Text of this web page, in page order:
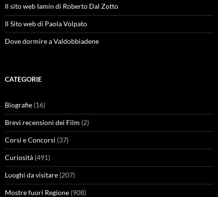
Il sito web Iamin di Roberto Dal Zotto
Il Sito web di Paola Volpato
Dove dormire a Valdobbiadene
CATEGORIE
Biografie (16)
Brevi recensioni dei Film (2)
Corsi e Concorsi (37)
Curiosità (491)
Luoghi da visitare (207)
Mostre fuori Regione (908)